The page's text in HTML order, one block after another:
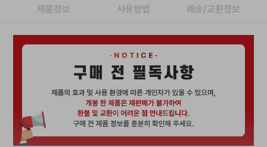
제품정보 사용방법 배송/교환정보